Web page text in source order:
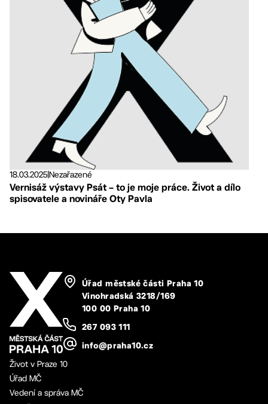
18.03.2025Nezařazené
Vernisáž výstavy Psát – to je moje práce. Život a dílo
spisovatele a novináře Oty Pavla
Úřad městské části Praha 10
Vinohradská 3218/169
100 00 Praha 10
267 093 111
info@praha10.cz
Život v Praze 10
Úřad MČ
Vedení a správa MČ